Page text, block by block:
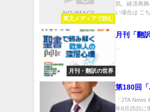
英文メディアで読む
気、経済再
い場合は こ
月刊・翻訳の世界
月刊「翻
第180回
「JTA
年8月25日に